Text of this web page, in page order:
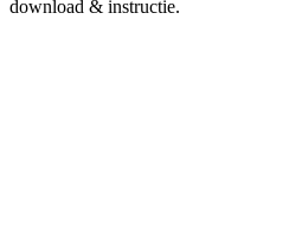
download & instructie.